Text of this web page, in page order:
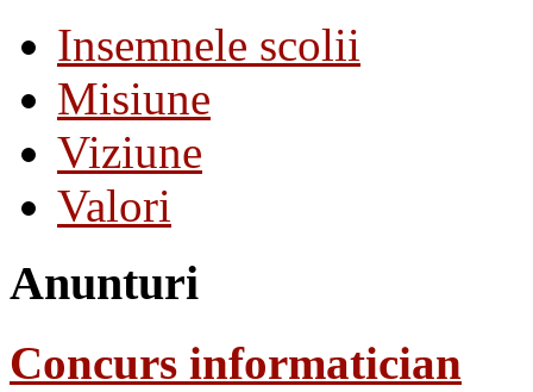
Insemnele scolii
Misiune
Viziune
Valori
Anunturi
Concurs informatician